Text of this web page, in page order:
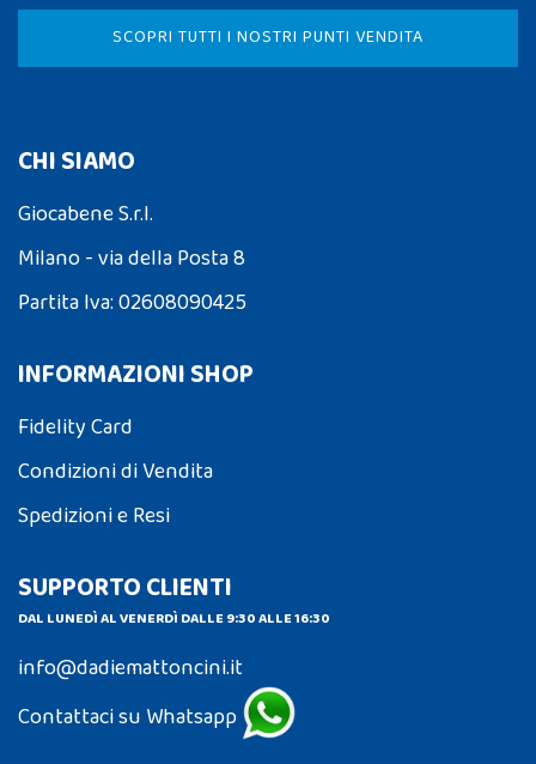
SCOPRI TUTTI I NOSTRI PUNTI VENDITA
CHI SIAMO
Giocabene S.r.l.
Milano - via della Posta 8
Partita Iva: 02608090425
INFORMAZIONI SHOP
Fidelity Card
Condizioni di Vendita
Spedizioni e Resi
SUPPORTO CLIENTI
DAL LUNEDÌ AL VENERDÌ DALLE 9:30 ALLE 16:30
info@dadiemattoncini.it
Contattaci su Whatsapp